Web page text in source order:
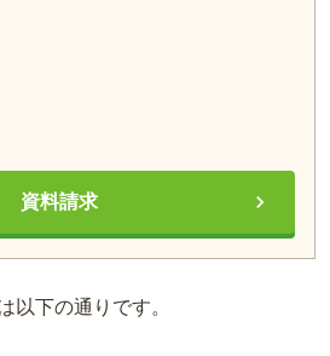
資料請求
以下の通りです。